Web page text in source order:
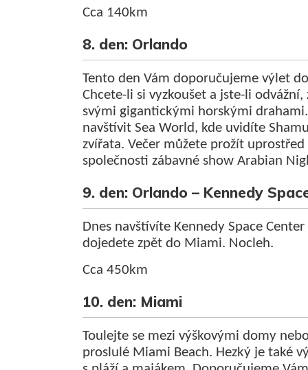
Cca 140km
8. den: Orlando
Tento den Vám doporučujeme výlet
Chcete-li si vyzkoušet a jste-li
svými gigantickými horskými
navštívit Sea World, kde uvidíte
zvířata. Večer můžete prožít
společnosti zábavné show Arabian
9. den: Orlando – Kennedy
Dnes navštívíte Kennedy Space
dojedete zpět do Miami. Nocleh.
Cca 450km
10. den: Miami
Toulejte se mezi výškovými domy
proslulé Miami Beach. Hezký je také